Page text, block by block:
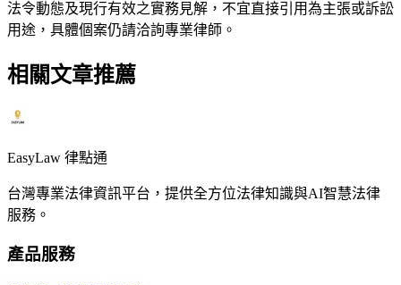
法令動態及現行有效之實務見解，不宜直接引用為主張或訴訟
用途，具體個案仍請洽詢專業律師。
相關文章推薦
EasyLaw 律點通
台灣專業法律資訊平台，提供全方位法律知識與AI智慧法律
服務。
產品服務